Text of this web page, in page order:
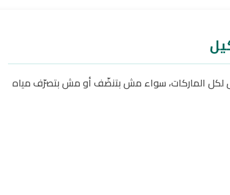
لكل الماركات، سواء مش بتنضّف أو مش بتصرّف مياه